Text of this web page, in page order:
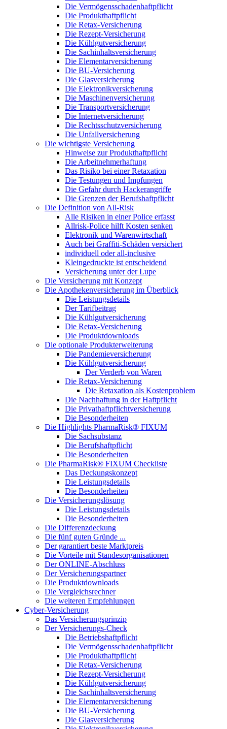
Die Vermögensschadenhaftpflicht
Die Produkthaftpflicht
Die Retax-Versicherung
Die Rezept-Versicherung
Die Kühlgutversicherung
Die Sachinhaltsversicherung
Die Elementarversicherung
Die BU-Versicherung
Die Glasversicherung
Die Elektronikversicherung
Die Maschinenversicherung
Die Transportversicherung
Die Internetversicherung
Die Rechtsschutzversicherung
Die Unfallversicherung
Die wichtigste Versicherung
Hinweise zur Produkthaftpflicht
Die Arbeitnehmerhaftung
Das Risiko bei einer Retaxation
Die Testungen und Impfungen
Die Gefahr durch Hackerangriffe
Die Grenzen der Berufshaftpflicht
Die Definition von All-Risk
Alle Risiken in einer Police erfasst
Allrisk-Police hilft Kosten senken
Elektronik und Warenwirtschaft
Auch bei Graffiti-Schäden versichert
individuell oder all-inclusive
Kleingedruckte ist entscheidend
Versicherung unter der Lupe
Die Versicherung mit Konzept
Die Apothekenversicherung im Überblick
Die Leistungsdetails
Der Tarifbeitrag
Die Kühlgutversicherung
Die Retax-Versicherung
Die Produktdownloads
Die optionale Produkterweiterung
Die Pandemieversicherung
Die Kühlgutversicherung
Der Verderb von Waren
Die Retax-Versicherung
Die Retaxation als Kostenproblem
Die Nachhaftung in der Haftpflicht
Die Privathaftpflichtversicherung
Die Besonderheiten
Die Highlights PharmaRisk® FIXUM
Die Sachsubstanz
Die Berufshaftpflicht
Die Besonderheiten
Die PharmaRisk® FIXUM Checkliste
Das Deckungskonzept
Die Leistungsdetails
Die Besonderheiten
Die Versicherungslösung
Die Leistungsdetails
Die Besonderheiten
Die Differenzdeckung
Die fünf guten Gründe ...
Der garantiert beste Marktpreis
Die Vorteile mit Standesorganisationen
Der ONLINE-Abschluss
Der Versicherungspartner
Die Produktdownloads
Die Vergleichsrechner
Die weiteren Empfehlungen
Cyber-Versicherung
Das Versicherungsprinzip
Der Versicherungs-Check
Die Betriebshaftpflicht
Die Vermögensschadenhaftpflicht
Die Produkthaftpflicht
Die Retax-Versicherung
Die Rezept-Versicherung
Die Kühlgutversicherung
Die Sachinhaltsversicherung
Die Elementarversicherung
Die BU-Versicherung
Die Glasversicherung